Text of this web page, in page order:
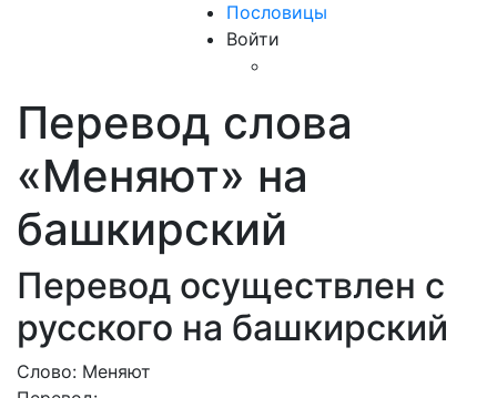
Пословицы
Войти
Перевод слова
«Меняют» на
башкирский
Перевод осуществлен с
русского на башкирский
Слово: Меняют